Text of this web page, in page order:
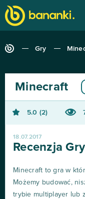
Gry
Minecraft
5.0 2
18.07.2017
Recenzja
Minecraft to gra w
Możemy budować,
trybie multiplayer lub